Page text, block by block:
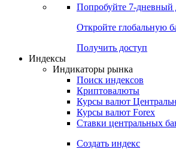
Попробуйте 7-дневный
Откройте глобальную
Получить доступ
Индексы
Индикаторы рынка
Поиск индексов
Криптовалюты
Курсы валют
Курсы валют Forex
Ставки центральных
Создать индекс